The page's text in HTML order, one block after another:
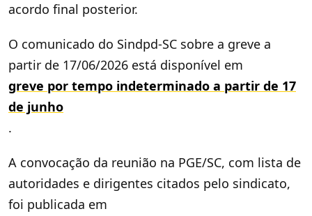
acordo final posterior.
O comunicado do Sindpd-SC sobre a greve a
partir de 17/06/2026 está disponível em
greve por tempo indeterminado a partir de 17
de junho
.
A convocação da reunião na PGE/SC, com lista de
autoridades e dirigentes citados pelo sindicato,
foi publicada em